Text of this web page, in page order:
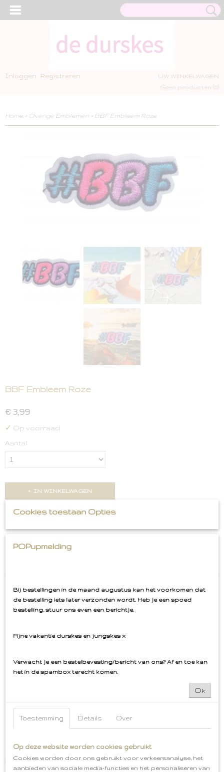
Inloggen Registreren
UW WINKELWAGEN
Geen producten (0)
Home > Overige Emblemen > BBF Embleem Roze
BBF Embleem Roze
€ 3,99
✓ Op voorraad
Aantal
IN WINKELWAGEN
Bossche Bollen Embleem Oeteldonk
€ 5,99
Cookies toestaan Opties
POPupmelding
Bij bestellingen in de maand augustus kan het voorkomen dat
de bestelling iets later verzonden wordt. Heb je een spoed
bestelling, stuur ons even een berichtje.
Fijne vakantie durskes en jungskes x
Verwacht je een bestelbevesting/bericht van ons? Af en toe kan
het in de spambox terecht komen.
Ok
Toestemming Details Over
Op deze website worden cookies gebruikt
Cookies worden door ons gebruikt voor verkeersanalyse, het
aanbieden van sociale media-functies en het personaliseren van